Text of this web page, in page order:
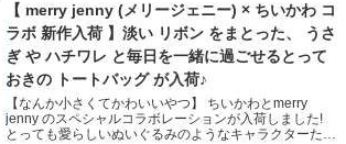
【 merry jenny (メリージェニー) × ちいかわ コ
ラボ 新作入荷 】淡い リボン をまとった、 うさ
ぎ や ハチワレ と毎日を一緒に過ごせるとって
おきの トートバッグ が入荷♪
【なんか小さくてかわいいやつ】 ちいかわとmerry
jenny のスペシャルコラボレーションが入荷しました!
とっても愛らしいぬいぐるみのようなキャラクターたく